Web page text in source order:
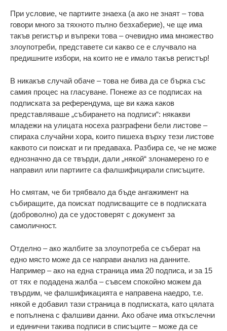
При условие, че партиите знаеха (а ако не знаят – това
говори много за тяхното пълно безхаберие), че ще има
такъв регистър и въпреки това – очевидно има множество
злоупотреби, представете си какво се е случвало на
предишните избори, на които не е имало такъв регистър!
В никакъв случай обаче – това не бива да се бърка със
самия процес на гласуване. Понеже аз се подписах на
подписката за референдума, ще ви кажа каков
представляваше „събирането на подписи“: някакви
младежи на улицата носеха разграфени бели листове –
спираха случайни хора, които пишеха върху тези листове
каквото си поискат и ги предаваха. Разбира се, че не може
еднозначно да се твърди, дали „някой“ злонамерено го е
направил или партиите са фалшифицирали списъците.
Но смятам, че би трябвало да бъде ангажимент на
събиращите, да поискат подписващите се в подписката
(доброволно) да се удостоверят с документ за
самоличност.
Отделно – ако жалбите за злоупотреба се съберат на
едно място може да се направи анализ на данните.
Например – ако на една страница има 20 подписа, и за 15
от тях е подадена жалба – съвсем спокойно можем да
твърдим, че фалшификацията е направена наедро, т.е.
някой е добавил тази страница в подписката, като цялата
е попълнена с фалшиви данни. Ако обаче има откъслечни
и единични такива подписи в списъците – може да се